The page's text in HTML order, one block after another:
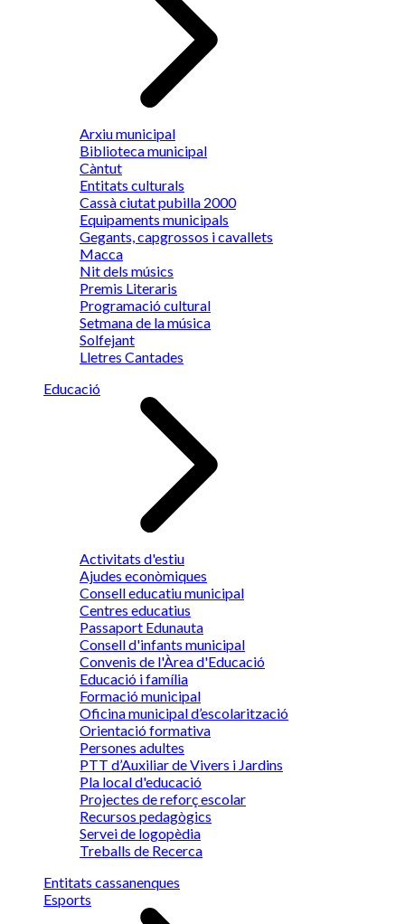
Arxiu municipal
Biblioteca municipal
Càntut
Entitats culturals
Cassà ciutat pubilla 2000
Equipaments municipals
Gegants, capgrossos i cavallets
Macca
Nit dels músics
Premis Literaris
Programació cultural
Setmana de la música
Solfejant
Lletres Cantades
Educació
Activitats d'estiu
Ajudes econòmiques
Consell educatiu municipal
Centres educatius
Passaport Edunauta
Consell d'infants municipal
Convenis de l'Àrea d'Educació
Educació i família
Formació municipal
Oficina municipal d’escolarització
Orientació formativa
Persones adultes
PTT d’Auxiliar de Vivers i Jardins
Pla local d'educació
Projectes de reforç escolar
Recursos pedagògics
Servei de logopèdia
Treballs de Recerca
Entitats cassanenques
Esports